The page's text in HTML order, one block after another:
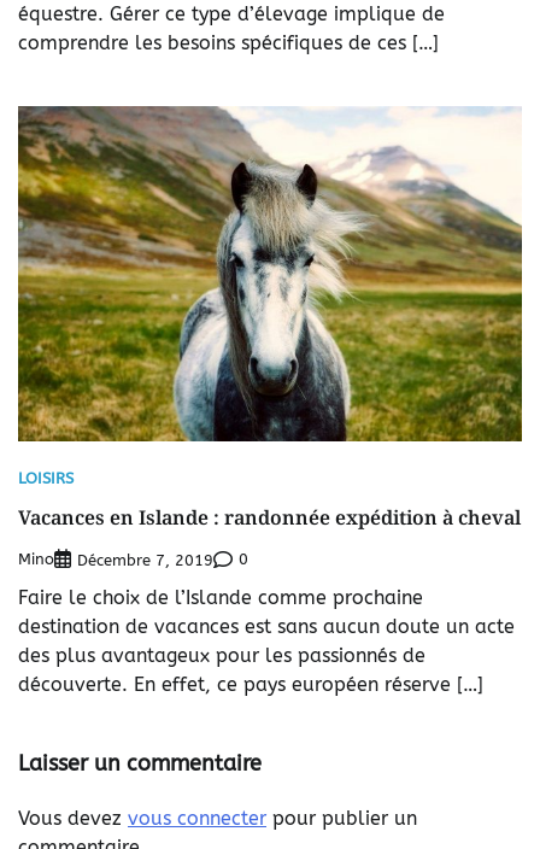
équestre. Gérer ce type d’élevage implique de
comprendre les besoins spécifiques de ces […]
LOISIRS
Vacances en Islande : randonnée expédition à cheval
Mino Décembre 7, 2019 0
Faire le choix de l’Islande comme prochaine
destination de vacances est sans aucun doute un acte
des plus avantageux pour les passionnés de
découverte. En effet, ce pays européen réserve […]
Laisser un commentaire
Vous devez vous connecter pour publier un